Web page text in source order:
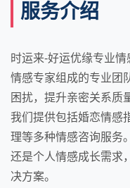
服务介绍
时运来-好运优缘专业
情感专家组成的专业团
困扰，提升亲密关系质
我们提供包括婚恋情感
理等多种情感咨询服务
还是个人情感成长需求
决方案。